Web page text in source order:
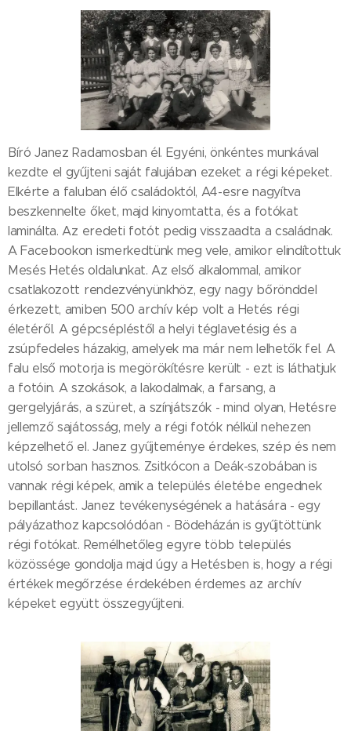
Bíró Janez Radamosban él. Egyéni, önkéntes munkával
kezdte el gyűjteni saját falujában ezeket a régi képeket.
Elkérte a faluban élő családoktól, A4-esre nagyítva
beszkennelte őket, majd kinyomtatta, és a fotókat
laminálta. Az eredeti fotót pedig visszaadta a családnak.
A Facebookon ismerkedtünk meg vele, amikor elindítottuk
Mesés Hetés oldalunkat. Az első alkalommal, amikor
csatlakozott rendezvényünkhöz, egy nagy bőrönddel
érkezett, amiben 500 archív kép volt a Hetés régi
életéről. A gépcsépléstől a helyi téglavetésig és a
zsúpfedeles házakig, amelyek ma már nem lelhetők fel. A
falu első motorja is megörökítésre került - ezt is láthatjuk
a fotóin. A szokások, a lakodalmak, a farsang, a
gergelyjárás, a szüret, a színjátszók - mind olyan, Hetésre
jellemző sajátosság, mely a régi fotók nélkül nehezen
képzelhető el. Janez gyűjteménye érdekes, szép és nem
utolsó sorban hasznos. Zsitkócon a Deák-szobában is
vannak régi képek, amik a település életébe engednek
bepillantást. Janez tevékenységének a hatására - egy
pályázathoz kapcsolódóan - Bödeházán is gyűjtöttünk
régi fotókat. Remélhetőleg egyre több település
közössége gondolja majd úgy a Hetésben is, hogy a régi
értékek megőrzése érdekében érdemes az archív
képeket együtt összegyűjteni.